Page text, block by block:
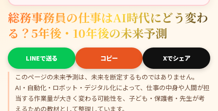
総務事務員の仕事はAI時代にどう変わ
る？5年後・10年後の未来予測
LINEで送る コピー Xでシェア
このページの未来予測は、未来を断定するものではありません。
AI・自動化・ロボット・デジタル化によって、仕事の中身や人間が担
当する作業量が大きく変わる可能性を、子ども・保護者・先生が考
えるための教材として整理しています。